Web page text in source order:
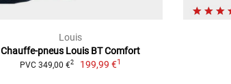
Louis
Chauffe-pneus Louis BT Comfort
PVC 349,00 €2 199,99 €1